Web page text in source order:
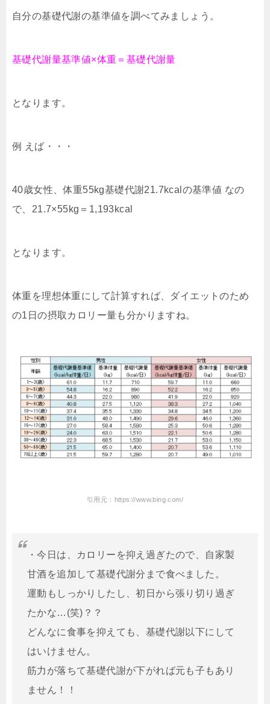
自分の基礎代謝の基準値を調べてみましょう。
基礎代謝量基準値×体重＝基礎代謝量
となります。
例 えば・・・
40歳女性、体重55kg基礎代謝21.7kcalの基準値 なの
で、21.7×55kg＝1,193kcal
となります。
体重を理想体重にして計算すれば、ダイエットのため
の1日の摂取カロリー量も分かりますね。
引用元：https://www.bing.com/
・今日は、カロリーを抑え過ぎたので、自家製
甘酒を追加して基礎代謝分まで食べました。
運動もしっかりしたし、初日から張り切り過ぎ
たかな…(笑)？？
どんなに食事を抑えても、基礎代謝以下にして
はいけません。
筋力が落ちて基礎代謝が下がれば元も子もあり
ません！！